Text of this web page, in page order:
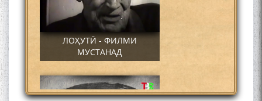
ЛОҲУТӢ - ФИЛМИ
МУСТАНАД